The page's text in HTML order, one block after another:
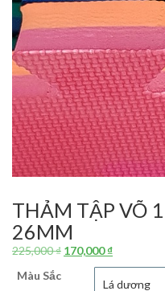
THẢM TẬP VÕ
26MM
225,000₫ Giá
170,000₫Giá
hiện
tại
Màu Sắc